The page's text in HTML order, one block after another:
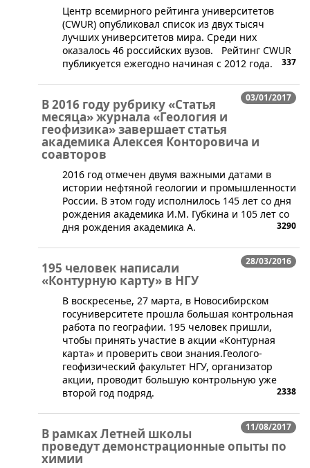
​Центр всемирного рейтинга университетов
(CWUR) опубликовал список из двух тысяч
лучших университетов мира. Среди них
оказалось 46 российских вузов. Рейтинг CWUR
публикуется ежегодно начиная с 2012 года.
337
03/01/2017
В 2016 году рубрику «Статья
месяца» журнала «Геология и
геофизика» завершает статья
академика Алексея Конторовича и
соавторов
2016 год отмечен двумя важными датами в
истории нефтяной геологии и промышленности
России. В этом году исполнилось 145 лет со дня
рождения академика И.М. Губкина и 105 лет со
дня рождения академика А.
3290
28/03/2016
195 человек написали
«Контурную карту» в НГУ
​​В воскресенье, 27 марта, в Новосибирском
госуниверситете прошла большая контрольная
работа по географии. 195 человек пришли,
чтобы принять участие в акции «Контурная
карта» и проверить свои знания.Геолого-
геофизический факультет НГУ, организатор
акции, проводит большую контрольную уже
второй год подряд.
2338
11/08/2017
В рамках Летней школы
проведут демонстрационные опыты по
химии